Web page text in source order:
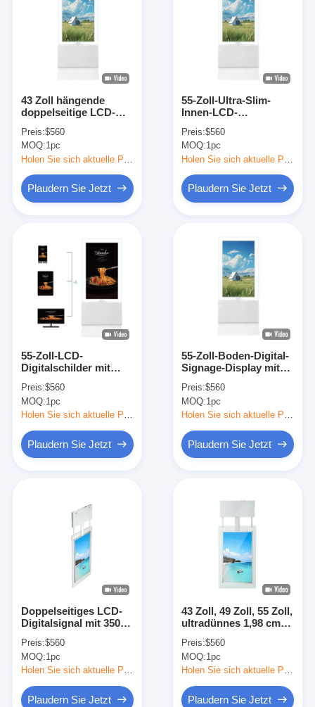
Produkte
Über uns
Werksbesichtigung
Kontaktieren Sie uns
Neuigkeiten
Fälle
43 Zoll hängende
doppelseitige LCD-
Cd/m2 Helligkeit für
Innenraumbildschilder
Preis:$560
MOQ:1pc
Plaudern Sie Jetzt
55-Zoll-Ultra-Slim-
Innen-LCD-
Cd/m2 Helligkeit
Preis:$560
MOQ:1pc
Plaudern Sie Jetzt
55-Zoll-LCD-
Digitalschilder mit
und 350 Cd/m2
Helligkeit
Preis:$560
MOQ:1pc
Holen Sie sich aktuelle Preis
Plaudern Sie Jetzt
55-Zoll-Boden-Digital-
Signage-Display mit
und Quad-Core-
Cortex-A17-CPU
Preis:$560
MOQ:1pc
Holen Sie sich aktuelle Preis
Plaudern Sie Jetzt
Doppelseitiges LCD-
Digitalsignal mit 350
178°/178° Blickwinkel
mit Quad-Core-CPU
Cortex-A17
Preis:$560
MOQ:1pc
Holen Sie sich aktuelle Preis
Plaudern Sie Jetzt
43 Zoll, 49 Zoll, 55 Zoll,
ultradünnes 1,98 cm
Werbedisplay mit
doppelseitiger LCD-
Digital-Signage und
Preis:$560
MOQ:1pc
Holen Sie sich aktuelle Preis
Plaudern Sie Jetzt